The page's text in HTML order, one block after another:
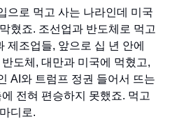
으로 먹고 사는 나라인데 미국
혔죠. 조선업과 반도체로 먹고
제조업들, 앞으로 십 년 안에
도체, 대만과 미국에 먹혔고,
AI와 트럼프 정권 들어서 뜨는
전혀 편승하지 못했죠. 먹고
디로.